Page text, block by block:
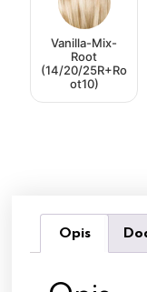
Vanilla-Mix-
Root
(14/20/25R+Ro
ot10)
Opis